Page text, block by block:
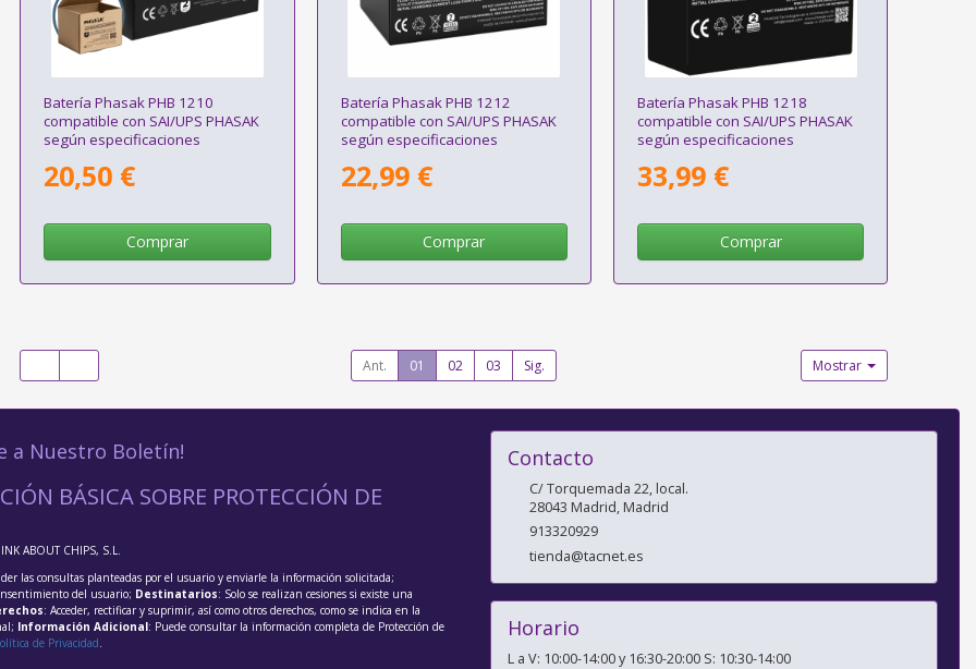
Batería Phasak PHB 1210
compatible con SAI/UPS PHASAK
según especificaciones
20,50 €
Comprar
Batería Phasak PHB 1212
compatible con SAI/UPS PHASAK
según especificaciones
22,99 €
Comprar
Batería Phasak PHB 1218
compatible con SAI/UPS PHASAK
según especificaciones
33,99 €
Comprar
Ant. 01 02 03 Sig. Mostrar
a Nuestro Boletín!
BÁSICA SOBRE PROTECCIÓN DE
ABOUT CHIPS, S.L.
las consultas planteadas por el usuario y enviarle la información solicitada;
del usuario; Destinatarios: Solo se realizan cesiones si existe una
: Acceder, rectificar y suprimir, así como otros derechos, como se indica en la
Información Adicional: Puede consultar la información completa de Protección de
de Privacidad
Contacto
C/ Torquemada 22, local.
28043 Madrid,Madrid
913320929
tienda@tacnet.es
Horario
L a V: 10:00-14:00 y 16:30-20:00 S: 10:30-14:00